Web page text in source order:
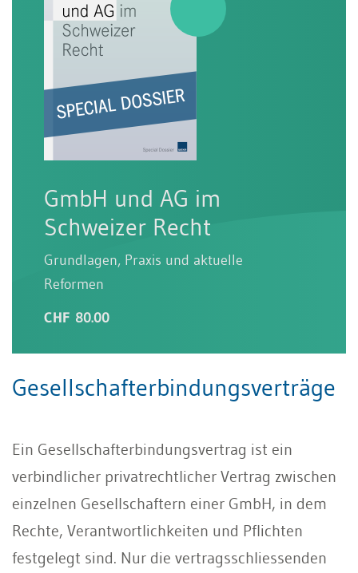
GmbH und AG im
Schweizer Recht
Grundlagen, Praxis und aktuelle
Reformen
CHF 80.00
Gesellschafterbindungsverträge
Ein Gesellschafterbindungsvertrag ist ein
verbindlicher privatrechtlicher Vertrag zwischen
einzelnen Gesellschaftern einer GmbH, in dem
Rechte, Verantwortlichkeiten und Pflichten
festgelegt sind. Nur die vertragsschliessenden